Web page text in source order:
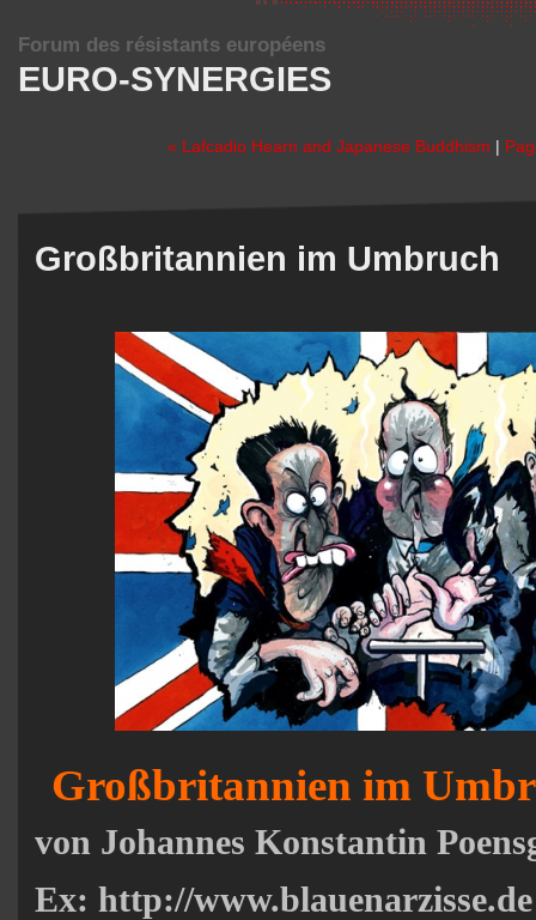
EURO-SYNERGIES
Forum des résistants européens
« Lafcadio Hearn and Japanese Buddhism |
Großbritannien im Umbruch
Großbritannien im
von Johannes Konstantin
Ex: http://www.blauenarzisse.de